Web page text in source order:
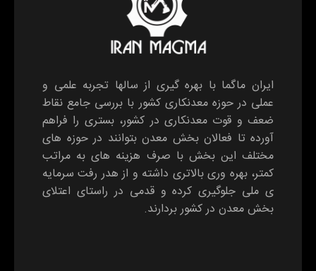
ایران ماگما با بهره گیری از سالها تجربه علمی و
عملی در حوزه معدنکاری کشور با بررسی جامع نقاط
ضعف و قوت معدنکاری در کشور، بستری را فراهم
آورده تا فعالان بخش معدن بتوانند در حوزه های
مختلف این بخش با صرف هزینه های به مراتب
کمتر، بهره وری بالاتری داشته و از هدر رفت سرمایه
ی ملی جلوگیری کرده و قدمی در راستای اعتلای
بخش معدن در کشور بردارند.